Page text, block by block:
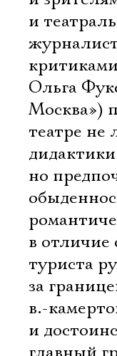
и
Ольга
Москва»)
театре не
но
в отличие
туриста
за
в.-
и